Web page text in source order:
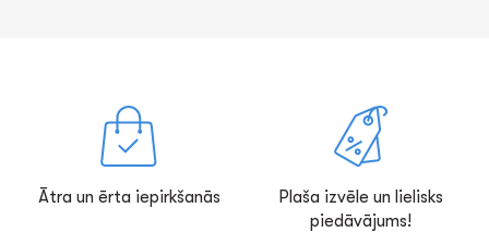
Ātra un ērta iepirkšanās
Plaša izvēle un lielisks
piedāvājums!